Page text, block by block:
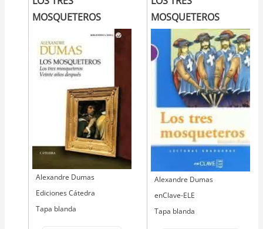
MOSQUETEROS
Autor
Alexandre Dumas
Editorial
Ediciones Cátedra
Tapa blanda
MOSQUETEROS
Autor
Alexandre Dumas
Editorial
enClave-ELE
Tapa blanda